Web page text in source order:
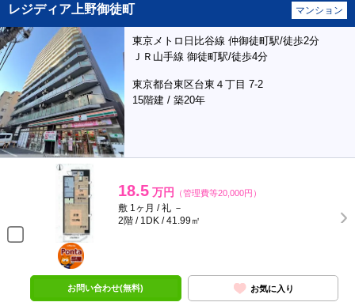
レジディア上野御徒町 マンション
東京メトロ日比谷線 仲御徒町駅/徒歩2分
ＪＲ山手線 御徒町駅/徒歩4分
東京都台東区台東４丁目 7-2
15階建 / 築20年
18.5 万円 （管理費等20,000円）
敷 1ヶ月 / 礼 －
2階 / 1DK / 41.99㎡
ポンタ
部屋
お問い合わせ(無料) お気に入り